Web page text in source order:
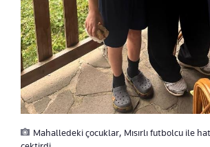
Mahalledeki çocuklar, Mısırlı futbolcu ile